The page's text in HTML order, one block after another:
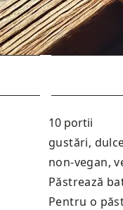
gustări,
non-vegan,
Păstrează
Pentru o